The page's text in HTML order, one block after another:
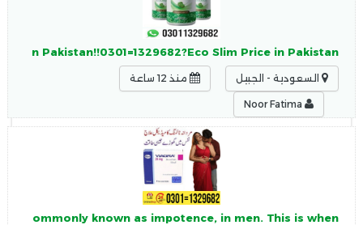
In Pakistan!!0301=1329682?Eco Slim Price in Pakistan
السعودية - الجبيل منذ 12 ساعة
commonly known as impotence, in men. This is when